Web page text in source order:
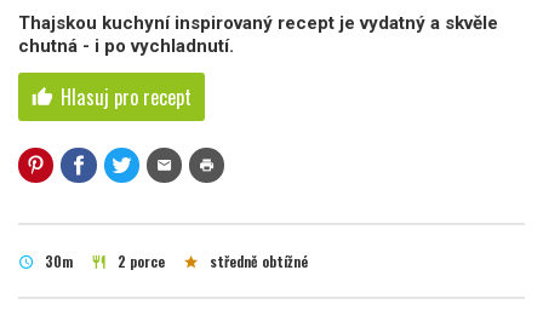
Thajskou kuchyní inspirovaný recept je vydatný a skvěle
chutná - i po vychladnutí.
thumb_up Hlasuj pro recept
mail print
schedule 30m restaurant 2 porce star středně obtížné